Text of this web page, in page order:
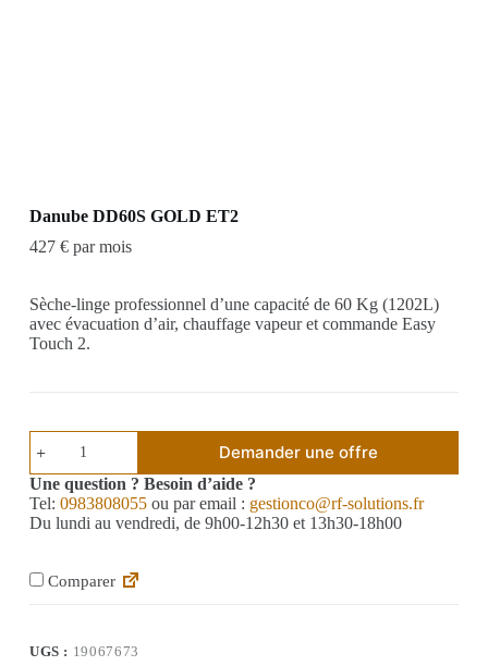
Danube DD60S GOLD ET2
427 € par mois
Sèche-linge professionnel d’une capacité de 60 Kg (1202L)
avec évacuation d’air, chauffage vapeur et commande Easy
Touch 2.
Demander une offre
Une question ? Besoin d’aide ?
Tel: 0983808055ou par email : gestionco@rf-solutions.fr
Du lundi au vendredi, de 9h00-12h30 et 13h30-18h00
Comparer
UGS : 19067673